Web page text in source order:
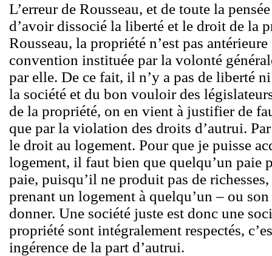
L’erreur de Rousseau, et de toute la
d’avoir dissocié la liberté et le droit de la
Rousseau, la propriété n’est pas
convention instituée par la volonté
par elle. De ce fait, il n’y a pas de liberté
la société et du bon vouloir des
de la propriété, on en vient à justifier de
que par la violation des droits d’autrui.
le droit au logement. Pour que je puisse
logement, il faut bien que quelqu’un paie
paie, puisqu’il ne produit pas de
prenant un logement à quelqu’un – ou
donner. Une société juste est donc une
propriété sont intégralement respectés,
ingérence de la part d’autrui.